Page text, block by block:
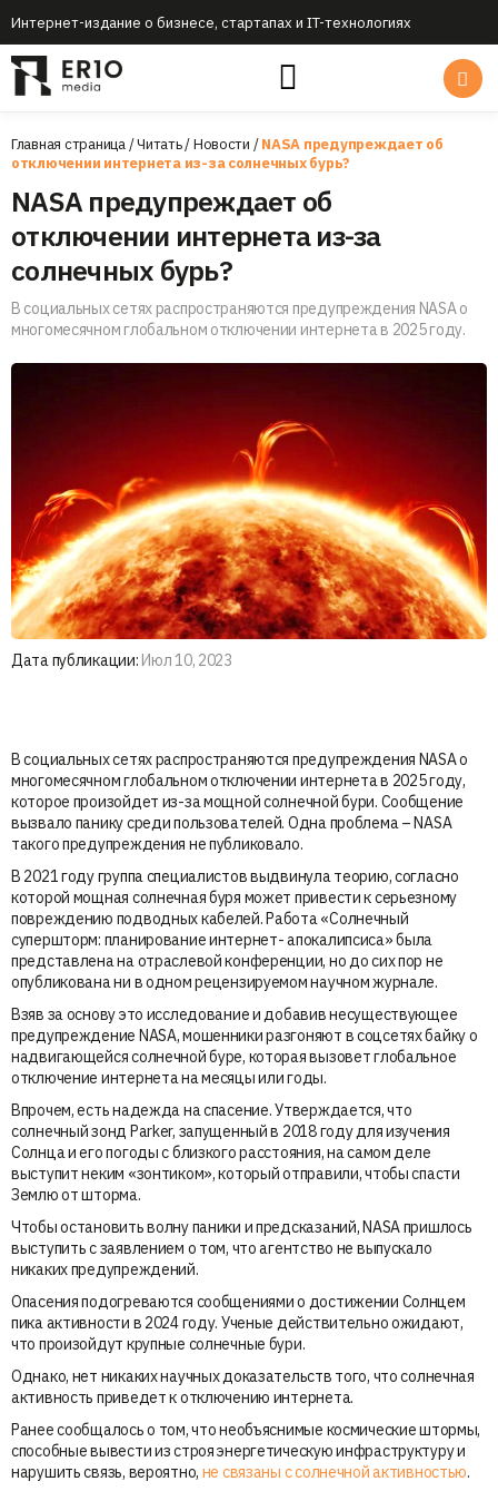
Интернет-издание о бизнесе, стартапах и IT-технологиях
Главная страница/Читать/Новости /NASA предупреждает об
отключении интернета из-за солнечных бурь?
NASA предупреждает об
отключении интернета из-за
солнечных бурь?
В социальных сетях распространяются предупреждения NASA о
многомесячном глобальном отключении интернета в 2025 году.
Дата публикации: Июл 10, 2023
В социальных сетях распространяются предупреждения NASA о
многомесячном глобальном отключении интернета в 2025 году,
которое произойдет из-за мощной солнечной бури. Сообщение
вызвало панику среди пользователей. Одна проблема – NASA
такого предупреждения не публиковало.
В 2021 году группа специалистов выдвинула теорию, согласно
которой мощная солнечная буря может привести к серьезному
повреждению подводных кабелей. Работа «Солнечный
супершторм: планирование интернет- апокалипсиса» была
представлена на отраслевой конференции, но до сих пор не
опубликована ни в одном рецензируемом научном журнале.
Взяв за основу это исследование и добавив несуществующее
предупреждение NASA, мошенники разгоняют в соцсетях байку о
надвигающейся солнечной буре, которая вызовет глобальное
отключение интернета на месяцы или годы.
Впрочем, есть надежда на спасение. Утверждается, что
солнечный зонд Parker, запущенный в 2018 году для изучения
Солнца и его погоды с близкого расстояния, на самом деле
выступит неким «зонтиком», который отправили, чтобы спасти
Землю от шторма.
Чтобы остановить волну паники и предсказаний, NASA пришлось
выступить с заявлением о том, что агентство не выпускало
никаких предупреждений.
Опасения подогреваются сообщениями о достижении Солнцем
пика активности в 2024 году. Ученые действительно ожидают,
что произойдут крупные солнечные бури.
Однако, нет никаких научных доказательств того, что солнечная
активность приведет к отключению интернета.
Ранее сообщалось о том, что необъяснимые космические штормы,
способные вывести из строя энергетическую инфраструктуру и
нарушить связь, вероятно, не связаны с солнечной активностью.